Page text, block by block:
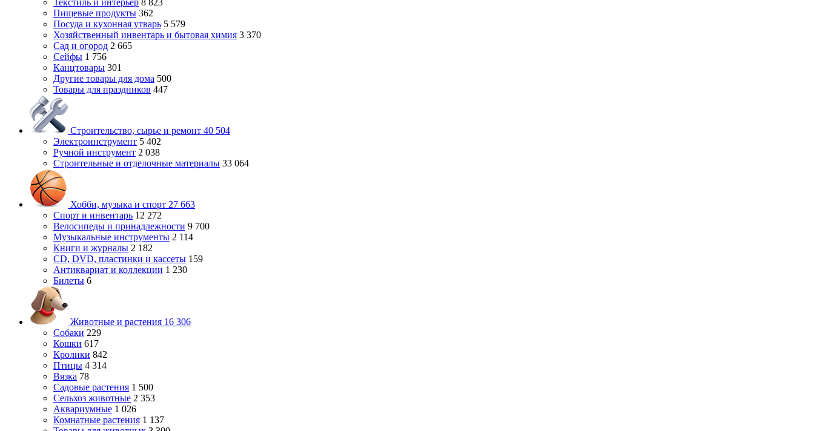
Текстиль и интерьер 8 823
Пищевые продукты 362
Посуда и кухонная утварь 5 579
Хозяйственный инвентарь и бытовая химия 3 370
Сад и огород 2 665
Сейфы 1 756
Канцтовары 301
Другие товары для дома 500
Товары для праздников 447
Строительство, сырье и ремонт 40 504
Электроинструмент 5 402
Ручной инструмент 2 038
Строительные и отделочные материалы 33 064
Хобби, музыка и спорт 27 663
Спорт и инвентарь 12 272
Велосипеды и принадлежности 9 700
Музыкальные инструменты 2 114
Книги и журналы 2 182
CD, DVD, пластинки и кассеты 159
Антиквариат и коллекции 1 230
Билеты 6
Животные и растения 16 306
Собаки 229
Кошки 617
Кролики 842
Птицы 4 314
Вязка 78
Садовые растения 1 500
Сельхоз животные 2 353
Аквариумные 1 026
Комнатные растения 1 137